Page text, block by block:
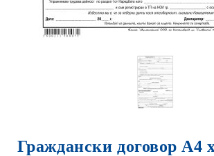
Граждански договор А4